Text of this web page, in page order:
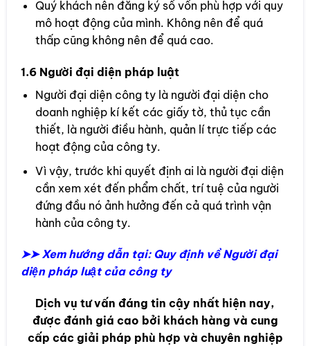
Quý khách nên đăng ký số vốn phù hợp với quy
mô hoạt động của mình. Không nên để quá
thấp cũng không nên để quá cao.
1.6 Người đại diện pháp luật
Người đại diện công ty là người đại diện cho
doanh nghiệp kí kết các giấy tờ, thủ tục cần
thiết, là người điều hành, quản lí trực tiếp các
hoạt động của công ty.
Vì vậy, trước khi quyết định ai là người đại diện
cần xem xét đến phẩm chất, trí tuệ của người
đứng đầu nó ảnh hưởng đến cả quá trình vận
hành của công ty.
➤➤ Xem hướng dẫn tại: Quy định về Người đại
diện pháp luật của công ty
Dịch vụ tư vấn đáng tin cậy nhất hiện nay,
được đánh giá cao bởi khách hàng và cung
cấp các giải pháp phù hợp và chuyên nghiệp